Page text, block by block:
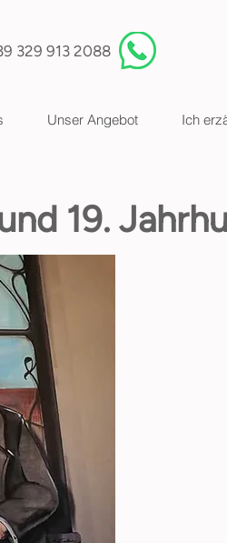
329 913 2088
Unser Angebot Ich
19.